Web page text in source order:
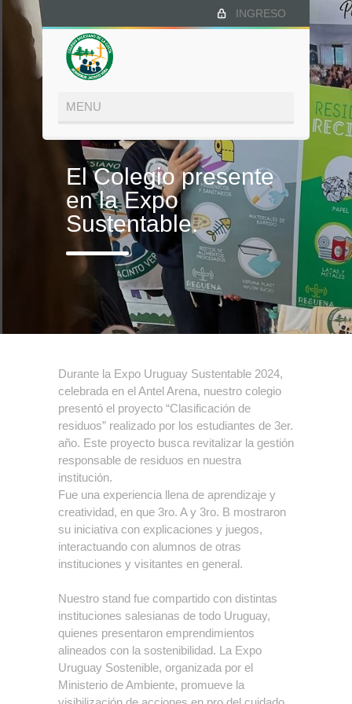
INGRESO
El Colegio presente
en la Expo
Sustentable.
Durante la Expo Uruguay Sustentable 2024,
celebrada en el Antel Arena, nuestro colegio
presentó el proyecto “Clasificación de
residuos” realizado por los estudiantes de 3er.
año. Este proyecto busca revitalizar la gestión
responsable de residuos en nuestra
institución.
Fue una experiencia llena de aprendizaje y
creatividad, en que 3ro. A y 3ro. B mostraron
su iniciativa con explicaciones y juegos,
interactuando con alumnos de otras
instituciones y visitantes en general.
Nuestro stand fue compartido con distintas
instituciones salesianas de todo Uruguay,
quienes presentaron emprendimientos
alineados con la sostenibilidad. La Expo
Uruguay Sostenible, organizada por el
Ministerio de Ambiente, promueve la